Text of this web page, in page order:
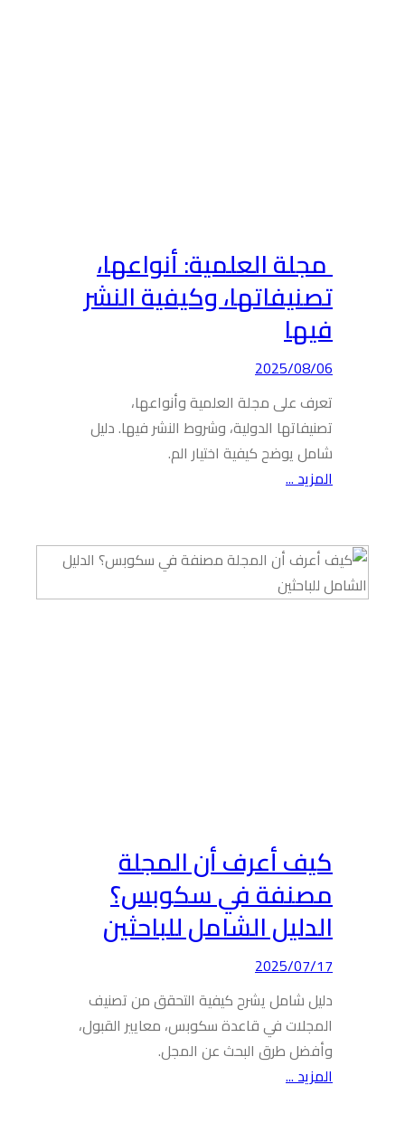
مجلة العلمية: أنواعها،
تصنيفاتها، وكيفية النشر
فيها
2025/08/06
تعرف على مجلة العلمية وأنواعها،
تصنيفاتها الدولية، وشروط النشر فيها. دليل
شامل يوضح كيفية اختيار الم.
المزيد ...
كيف أعرف أن المجلة
مصنفة في سكوبس؟
الدليل الشامل للباحثين
2025/07/17
دليل شامل يشرح كيفية التحقق من تصنيف
المجلات في قاعدة سكوبس، معايير القبول،
وأفضل طرق البحث عن المجل.
المزيد ...